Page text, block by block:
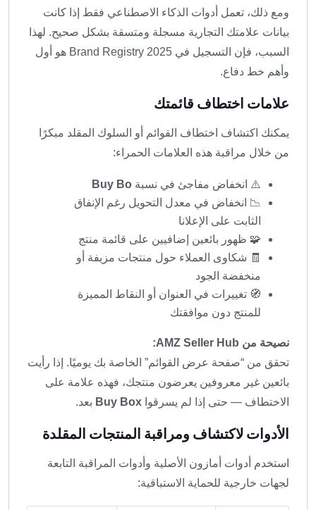
ومع ذلك، تعمل أدوات الذكاء الاصطناعي فقط إذا كانت
بيانات علامتك التجارية مسجلة ومتسقة بشكل صحيح. لهذا
السبب، فإن التسجيل في Brand Registry 2025 هو أول
وأهم خط دفاع.
علامات اختطاف قائمتك
يمكنك اكتشاف اختطاف القوائم أو السلوك المقلد مبكرًا
من خلال مراقبة هذه العلامات الحمراء:
⚠️ انخفاض مفاجئ في نسبة Buy Bo
📉 انخفاض في معدل التحويل رغم الإنفاق
الثابت على الإعلانا
🧩 ظهور بائعين إضافيين على قائمة منتج
🧾 شكاوى العملاء حول منتجات مزيفة أو
منخفضة الجود
🧭 تغييرات في العنوان أو النقاط المميزة
للمنتج دون موافقتك
نصيحة من AMZ Seller Hub:
تحقق من “صفحة عرض القوائم” الخاصة بك يوميًا. إذا رأيت
بائعين غير معروفين يعرضون منتجك، فهذه علامة على
الاختطاف — حتى إذا لم يسرقوا Buy Box بعد.
الأدوات لاكتشاف ومراقبة المنتجات المقلدة
استخدم أدوات أمازون الأصلية وأدوات المراقبة التابعة
لجهات خارجية للحماية الاستباقية: